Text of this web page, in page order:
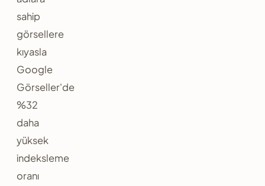
sahip
görsellere
kıyasla
Google
Görseller'de
%32
daha
yüksek
indeksleme
oranı